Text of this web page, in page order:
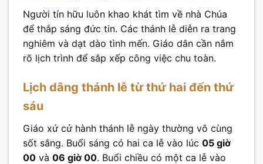
Người tín hữu luôn khao khát tìm về nhà Chúa
để thắp sáng đức tin. Các thánh lễ diễn ra trang
nghiêm và dạt dào tình mến. Giáo dân cần nắm
rõ lịch trình để sắp xếp công việc chu toàn.
Lịch dâng thánh lễ từ thứ hai đến thứ
sáu
Giáo xứ cử hành thánh lễ ngày thường vô cùng
sốt sắng. Buổi sáng có hai ca lễ vào lúc 05 giờ
00 và 06 giờ 00. Buổi chiều có một ca lễ vào